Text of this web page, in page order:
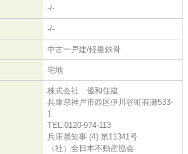
-/-
-/-
中古一戸建/軽量鉄骨
宅地
株式会社 優和住建
兵庫県神戸市西区伊川谷町有瀬533-
1
TEL:0120-974-113
兵庫県知事 (4) 第11341号
（社）全日本不動産協会